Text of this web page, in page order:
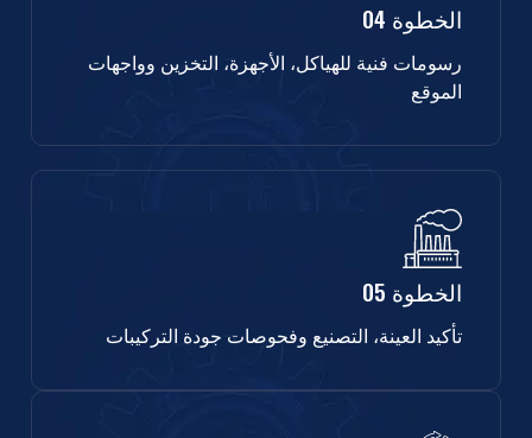
الخطوة 04
رسومات فنية للهياكل، الأجهزة، التخزين وواجهات
الموقع
الخطوة 05
تأكيد العينة، التصنيع وفحوصات جودة التركيبات